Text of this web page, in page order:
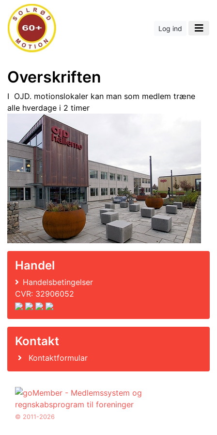
Log ind
Overskriften
I OJD. motionslokaler kan man som medlem træne
alle hverdage i 2 timer
Handel
Handelsbetingelser
CVR: 32906052
Kontakt
Kontaktformular
© 2011-2026